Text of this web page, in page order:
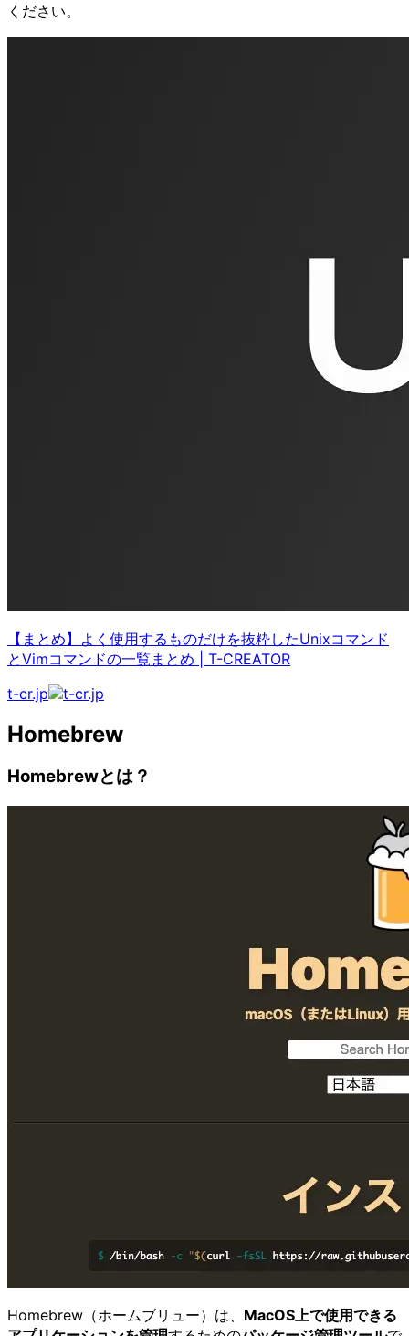
ください。
【まとめ】よく使用するものだけを抜粋したUnixコマンド
とVimコマンドの一覧まとめ
T-CREATOR
t-cr.jp
Homebrew
Homebrewとは？
Homebrew（ホームブリュー）は、 MacOS上で使用できる